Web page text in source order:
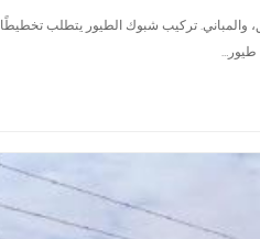
تركيب شبوك الطيور يتطلب تخطيطًا
طيور…